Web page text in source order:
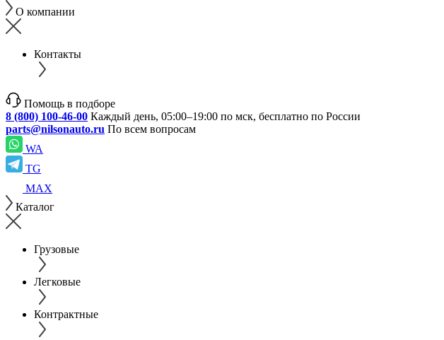
О компании
Контакты
Помощь в подборе
8 (800) 100-46-00 Каждый день, 05:00–19:00 по мск, бесплатно по России
parts@nilsonauto.ru По всем вопросам
WA
TG
MAX
Каталог
Грузовые
Легковые
Контрактные